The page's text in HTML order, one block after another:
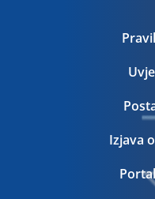
Izjava